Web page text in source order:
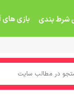
شرط بندی بازی های